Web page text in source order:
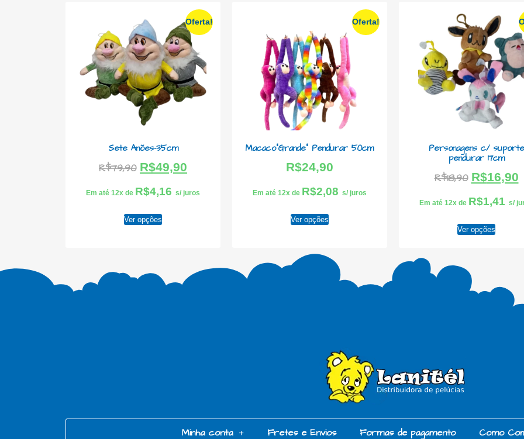
Oferta!
Sete Anões-35cm
R$79,90 R$49,90
Em até 12x de R$4,16 s/ juros
Ver opções
Oferta!
Macaco”Grande” Pendurar 50cm
R$24,90
Em até 12x de R$2,08 s/ juros
Ver opções
Personagens c/ suporte
pendurar 17cm
R$18,90 R$16,90
Em até 12x de R$1,41 s/
Ver opções
Minha conta Fretes e Envios Formas de pagamento Como